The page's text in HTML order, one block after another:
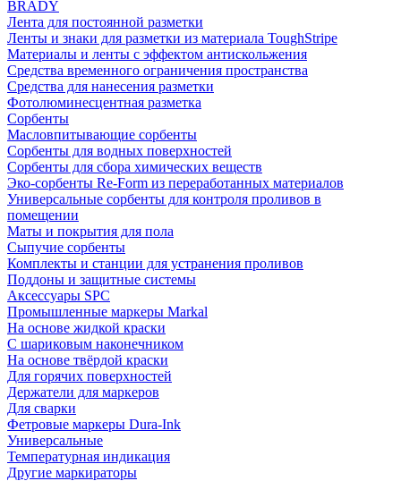
BRADY
Лента для постоянной разметки
Ленты и знаки для разметки из материала ToughStripe
Материалы и ленты с эффектом антискольжения
Средства временного ограничения пространства
Средства для нанесения разметки
Фотолюминесцентная разметка
Сорбенты
Масловпитывающие сорбенты
Сорбенты для водных поверхностей
Сорбенты для сбора химических веществ
Эко-сорбенты Re-Form из переработанных материалов
Универсальные сорбенты для контроля проливов в
помещении
Маты и покрытия для пола
Сыпучие сорбенты
Комплекты и станции для устранения проливов
Поддоны и защитные системы
Аксессуары SPC
Промышленные маркеры Markal
На основе жидкой краски
С шариковым наконечником
На основе твёрдой краски
Для горячих поверхностей
Держатели для маркеров
Для сварки
Фетровые маркеры Dura-Ink
Универсальные
Температурная индикация
Другие маркираторы